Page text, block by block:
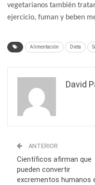
vegetarianos también
ejercicio, fuman y beben
Alimentación Dieta
David
ANTERIOR
Científicos afirman que
pueden convertir
excrementos humanos